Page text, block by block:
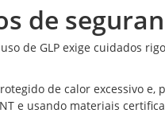
de
de GLP exige cuidados
de calor excessivo e,
e usando materiais